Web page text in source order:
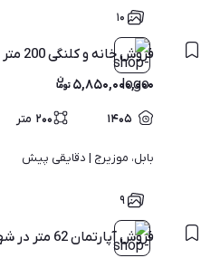
۱۰
فروش خانه و کلنگی 200 متر در دهک
۵,۸۵۰,۰۰۰,۰۰۰
۱۴۰۵ ۲۰۰ متر
بابل، موزیرج | دقایقی پیش
۹
فروش آپارتمان 62 متر در شهرداری/بی نقص